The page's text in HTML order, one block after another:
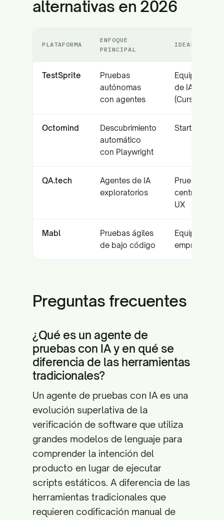
alternativas en 2026
PLATAFORMA
ENFOQUE
PRINCIPAL
IDEAL PARA
TestSprite
Pruebas
autónomas
con agentes
Equipos
de IA
(Cursor/
Octomind
Descubrimiento
automático
con Playwright
Startups
QA.tech
Agentes de IA
exploratorios
Pruebas
centradas en
UX
Mabl
Pruebas ágiles
de bajo código
Equipos
Preguntas frecuentes
¿Qué es un agente de
pruebas con IA y en qué se
diferencia de las herramientas
tradicionales?
Un agente de pruebas con IA es una
evolución superlativa de la
verificación de software que utiliza
grandes modelos de lenguaje para
comprender la intención del
producto en lugar de ejecutar
scripts estáticos. A diferencia de las
herramientas tradicionales que
requieren codificación manual de